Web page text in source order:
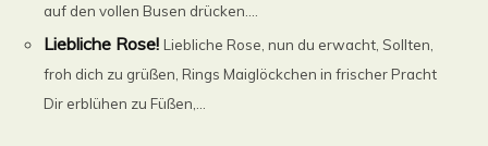
auf den vollen Busen drücken....
Liebliche Rose! Liebliche Rose, nun du erwacht, Sollten,
froh dich zu grüßen, Rings Maiglöckchen in frischer Pracht
Dir erblühen zu Füßen,...